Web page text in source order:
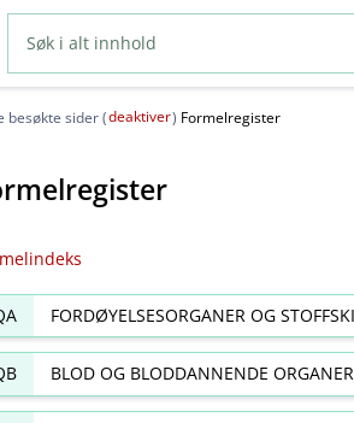
besøkte sider (deaktiver) Formelregister
FORDØYELSESORGANER OG
BLOD OG BLODDANNENDE ORGANER